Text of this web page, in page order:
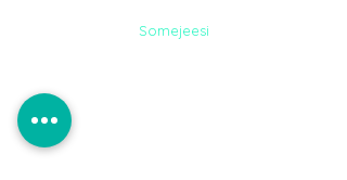
Somejeesi
Somemainonta ja sisältömarkkinointi-